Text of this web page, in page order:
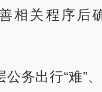
相关程序后
公务出行“难”